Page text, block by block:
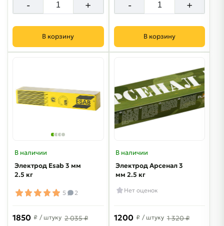
- +
В корзину
- +
В корзину
В наличии
Электрод Esab 3 мм
2.5 кг
5 2
1850 ₽ / штуку 2 035 ₽
В наличии
Электрод Арсенал 3
мм 2.5 кг
Нет оценок
1200 ₽ / штуку 1 320 ₽